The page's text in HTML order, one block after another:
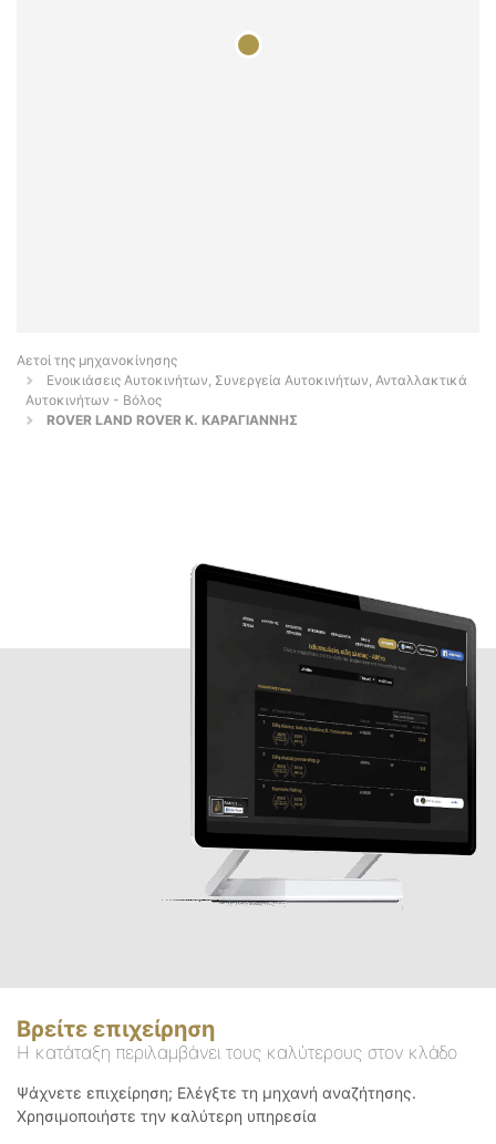
Αετοί της μηχανοκίνησης
Ενοικιάσεις Αυτοκινήτων, Συνεργεία Αυτοκινήτων, Ανταλλακτικά
Αυτοκινήτων - Βόλος
ROVER LAND ROVER Κ. ΚΑΡΑΓΙΑΝΝΗΣ
Βρείτε επιχείρηση
Η κατάταξη περιλαμβάνει τους καλύτερους στον κλάδο
Ψάχνετε επιχείρηση; Ελέγξτε τη μηχανή αναζήτησης.
Χρησιμοποιήστε την καλύτερη υπηρεσία